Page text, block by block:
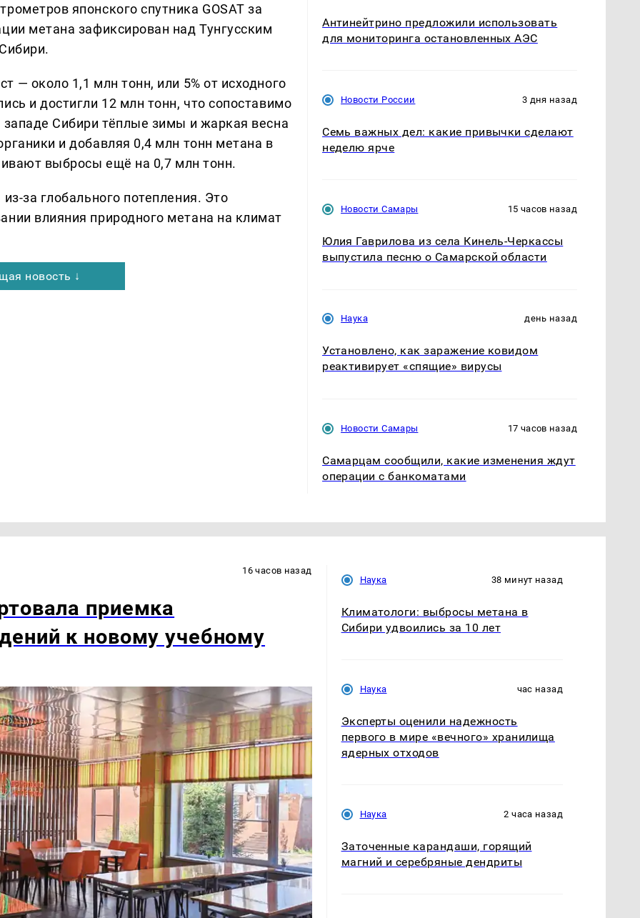
японского спутника GOSAT за
метана зафиксирован над Тунгусским
— около 1,1 млн тонн, или 5% от исходного
и достигли 12 млн тонн, что сопоставимо
Сибири тёплые зимы и жаркая весна
и добавляя 0,4 млн тонн метана в
выбросы ещё на 0,7 млн тонн.
за глобального потепления. Это
влияния природного метана на климат
новость ↓
Антинейтрино предложили использовать
для мониторинга остановленных АЭС
Новости России 3 дня назад
Семь важных дел: какие привычки сделают
неделю ярче
Новости Самары 15 часов назад
Юлия Гаврилова из села Кинель-Черкассы
выпустила песню о Самарской области
Наука день назад
Установлено, как заражение ковидом
реактивирует «спящие» вирусы
Новости Самары 17 часов назад
Самарцам сообщили, какие изменения ждут
операции с банкоматами
16 часов назад
приемка
к новому учебному
Наука 38 минут назад
Климатологи: выбросы метана в
Сибири удвоились за 10 лет
Наука час назад
Эксперты оценили надежность
первого в мире «вечного» хранилища
ядерных отходов
Наука 2 часа назад
Заточенные карандаши, горящий
магний и серебряные дендриты